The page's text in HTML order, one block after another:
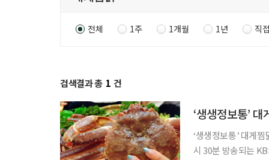
전체 1주 1개월 1년 직
검색결과 총 1 건
‘생생정보통’
‘생생정보통’ 대게찜닭
시 30분 방송되는